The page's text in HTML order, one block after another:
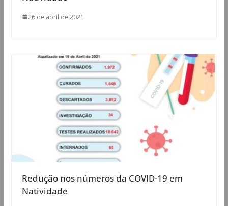
26 de abril de 2021
Redução nos números da COVID-19 em
Natividade